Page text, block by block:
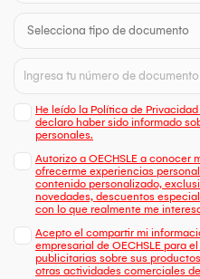
He leído la Política de
declaro haber sido informado
personales.
Autorizo a OECHSLE a conocer
ofrecerme experiencias
contenido personalizado,
novedades, descuentos
con lo que realmente me
Acepto el compartir mi
empresarial de OECHSLE para
publicitarias sobre sus
otras actividades comerciales